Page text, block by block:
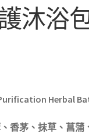
沐浴
Herbal
香茅、抹草、菖蒲